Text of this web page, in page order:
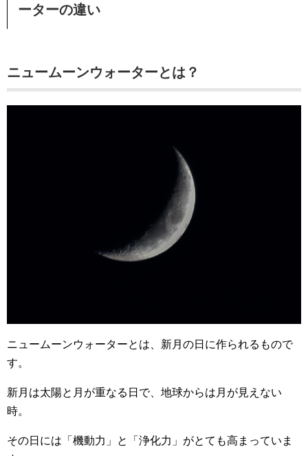
ーターの違い
ニュームーンウォーターとは？
ニュームーンウォーターとは、新月の日に作られるもので
す。
新月は太陽と月が重なる日で、地球からは月が見えない
時。
その日には「機動力」と「浄化力」がとても高まっていま